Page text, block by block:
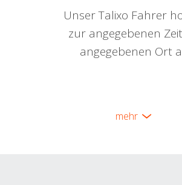
Unser Talixo Fahrer
zur angegebenen
angegebenen Ort
mehr